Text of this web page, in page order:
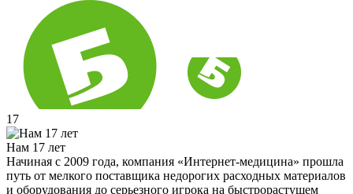
17
Нам 17 лет
Начиная с 2009 года, компания «Интернет-медицина» прошла
путь от мелкого поставщика недорогих расходных материалов
и оборудования до серьезного игрока на быстрорастущем